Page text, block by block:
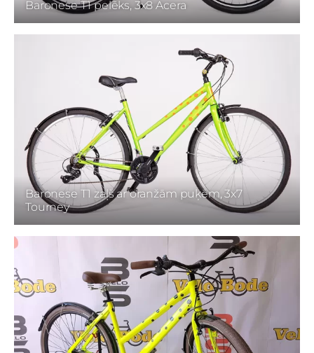
Baronese T1 pelēks, 3x8 Acera
Baronese T1 zaļš ar oranžām puķēm, 3x7
Tourney